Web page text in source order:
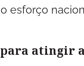
esforço
atingir